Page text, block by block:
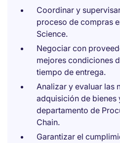
Coordinar y
proceso de compras
Science.
Negociar con
mejores condiciones
tiempo de entrega.
Analizar y evaluar las
adquisición de bienes
departamento de
Chain.
Garantizar el